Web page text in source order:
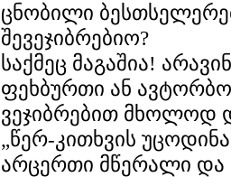
ცნობილი
შევეჯიბრებიო?
საქმეც მაგაშია!
ფეხბურთი ან
ვეჯიბრებით მხოლოდ
„წერ-კითხვის
არცერთი მწერალი და